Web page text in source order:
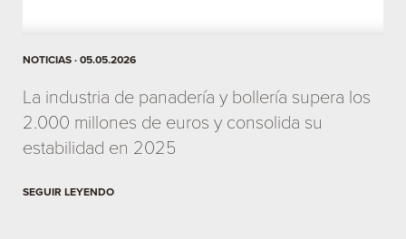
NOTICIAS · 05.05.2026
La industria de panadería y bollería supera los
2.000 millones de euros y consolida su
estabilidad en 2025
SEGUIR LEYENDO